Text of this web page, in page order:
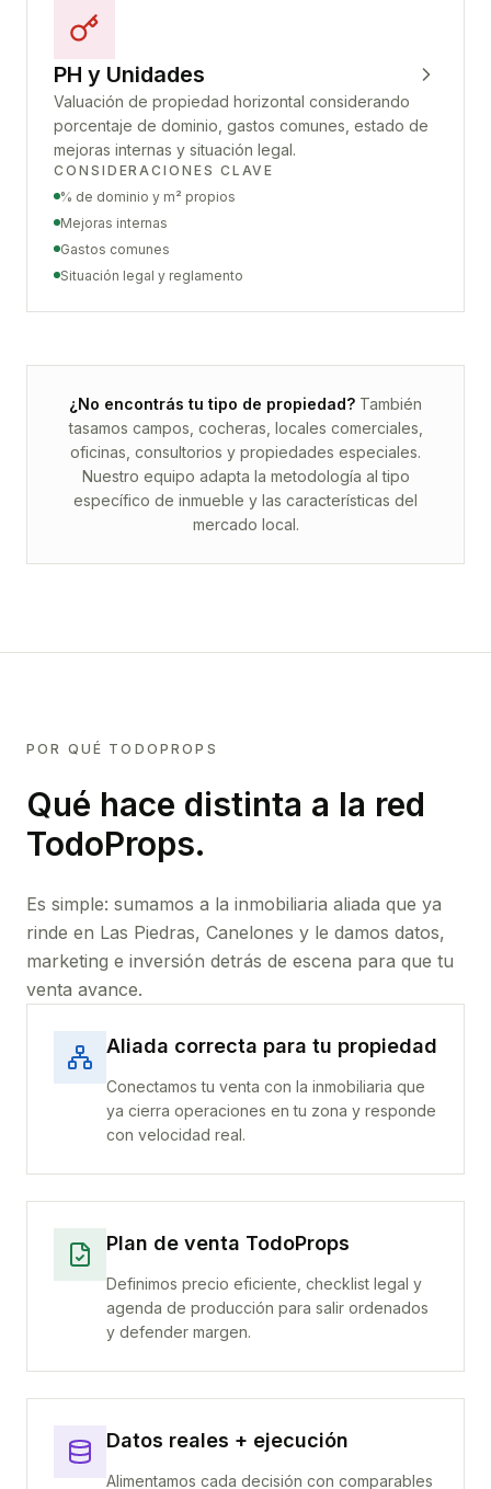
PH y Unidades
Valuación de propiedad horizontal considerando
porcentaje de dominio, gastos comunes, estado de
mejoras internas y situación legal.
CONSIDERACIONES CLAVE
% de dominio y m² propios
Mejoras internas
Gastos comunes
Situación legal y reglamento
¿No encontrás tu tipo de propiedad? También
tasamos campos, cocheras, locales comerciales,
oficinas, consultorios y propiedades especiales.
Nuestro equipo adapta la metodología al tipo
específico de inmueble y las características del
mercado local.
POR QUÉ TODOPROPS
Qué hace distinta a la red
TodoProps.
Es simple: sumamos a la inmobiliaria aliada que ya
rinde en Las Piedras, Canelones y le damos datos,
marketing e inversión detrás de escena para que tu
venta avance.
Aliada correcta para tu propiedad
Conectamos tu venta con la inmobiliaria que
ya cierra operaciones en tu zona y responde
con velocidad real.
Plan de venta TodoProps
Definimos precio eficiente, checklist legal y
agenda de producción para salir ordenados
y defender margen.
Datos reales + ejecución
Alimentamos cada decisión con comparables